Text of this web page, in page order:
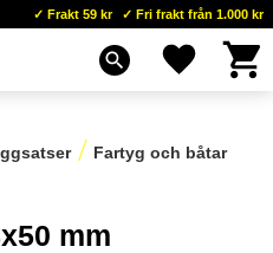
Frakt 59 kr Fri frakt från 1.000 kr
search Favoriter
Fartyg och båtar
mm